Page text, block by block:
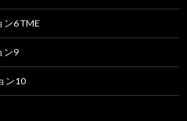
ン6 TME
ン9
ン10